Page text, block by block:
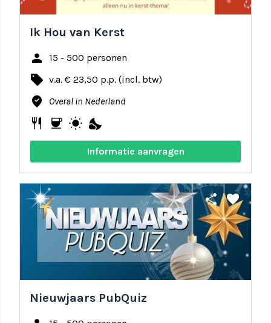
Ik Hou van Kerst
person 15 - 500 personen
local_offer v.a. € 23,50 p.p. (incl. btw)
where_to_vote Overal in Nederland
restaurant coffee wb_sunny nights_stay
Informatie aanvragen
share favorite
Nieuwjaars PubQuiz